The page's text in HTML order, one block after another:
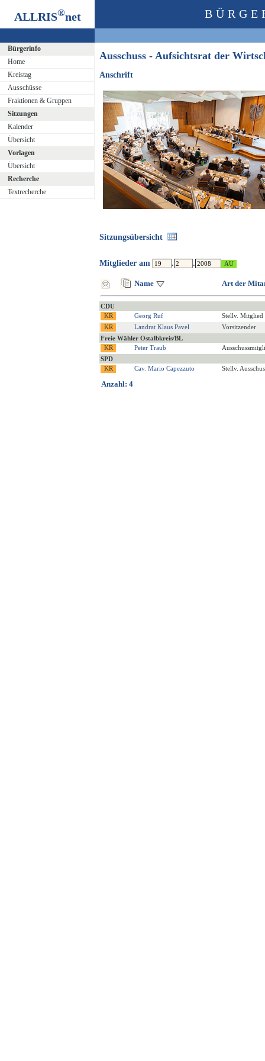
ALLRIS®net
Bürgerinfo
Home
Kreistag
Ausschüsse
Fraktionen & Gruppen
Sitzungen
Kalender
Übersicht
Vorlagen
Übersicht
Recherche
Textrecherche
Ausschuss - Aufsichtsrat der
Anschrift
Sitzungsübersicht
Mitglieder am . .
Name Art der
CDU
Georg Ruf
Stellv. Mitglied
Landrat Klaus Pavel
Vorsitzender
Freie Wähler Ostalbkreis/BL
Peter Traub
SPD
Cav. Mario Capezzuto
Stellv.
Anzahl: 4